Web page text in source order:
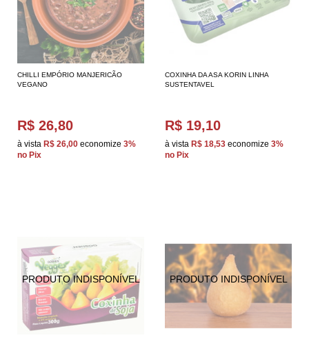
CHILLI EMPÓRIO MANJERICÃO
VEGANO
R$ 26,80
à vista R$ 26,00 economize 3%
no Pix
COXINHA DA ASA KORIN LINHA
SUSTENTAVEL
R$ 19,10
à vista R$ 18,53 economize 3%
no Pix